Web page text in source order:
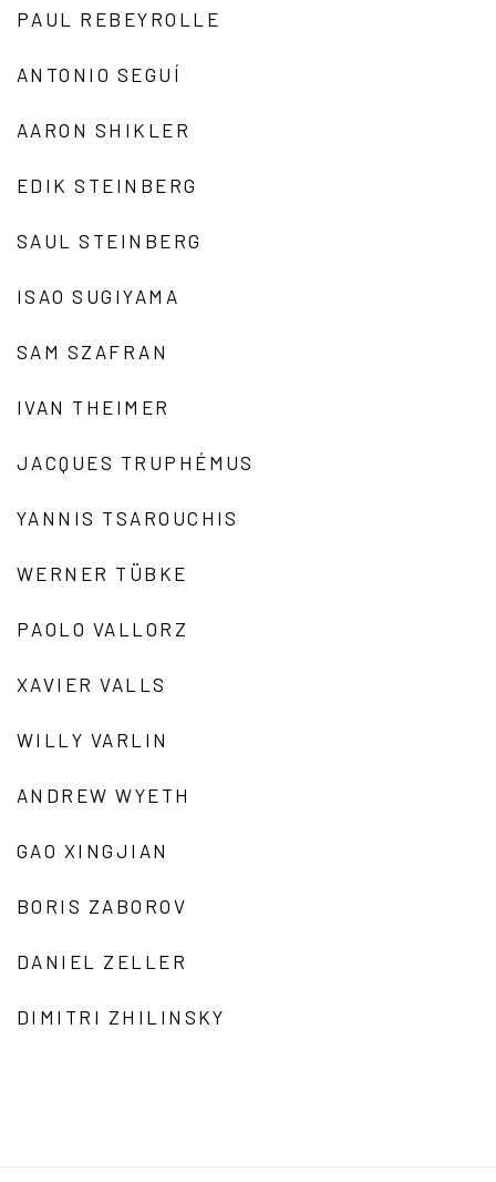
PAUL REBEYROLLE
ANTONIO SEGUÍ
AARON SHIKLER
EDIK STEINBERG
SAUL STEINBERG
ISAO SUGIYAMA
SAM SZAFRAN
IVAN THEIMER
JACQUES TRUPHÉMUS
YANNIS TSAROUCHIS
WERNER TÜBKE
PAOLO VALLORZ
XAVIER VALLS
WILLY VARLIN
ANDREW WYETH
GAO XINGJIAN
BORIS ZABOROV
DANIEL ZELLER
DIMITRI ZHILINSKY